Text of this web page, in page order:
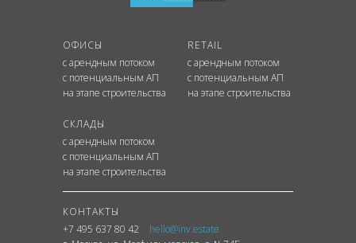
ОФИСЫ
с арендным потоком
с потенциальным АП
на этапе строительства
RETAIL
с арендным потоком
с потенциальным АП
на этапе строительства
СКЛАДЫ
с арендным потоком
с потенциальным АП
на этапе строительства
КОНТАКТЫ
+7 495 637 80 42
hello@inv.estate